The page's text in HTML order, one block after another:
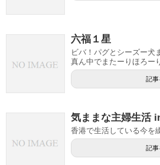
六福１星
ビバ！パグとシーズー犬
真ん中でまたーりほろー
記事
気ままな主婦生活
香港で生活している今を
記事